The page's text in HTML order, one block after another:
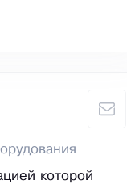
которой